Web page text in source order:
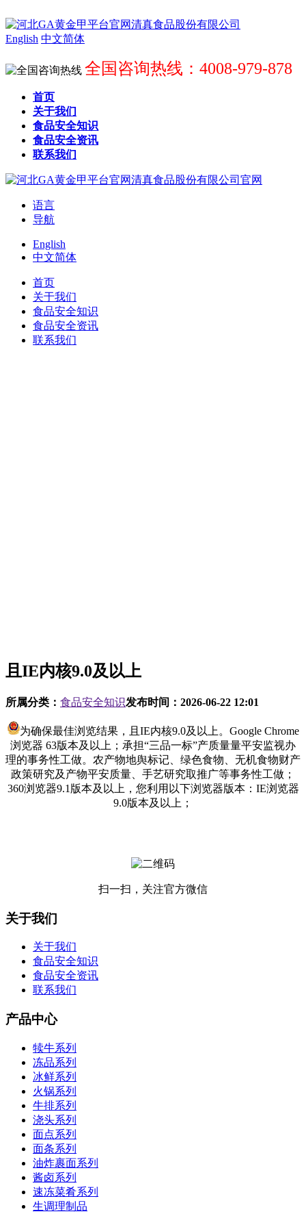
English 中文简体
全国咨询热线：4008-979-878
首页
关于我们
食品安全知识
食品安全资讯
联系我们
语言
导航
English
中文简体
首页
关于我们
食品安全知识
食品安全资讯
联系我们
且IE内核9.0及以上
所属分类： 食品安全知识发布时间： 2026-06-22 12:01
为确保最佳浏览结果，且IE内核9.0及以上。Google Chrome
浏览器 63版本及以上；承担“三品一标”产质量量平安监视办
理的事务性工做。农产物地舆标记、绿色食物、无机食物财产
政策研究及产物平安质量、手艺研究取推广等事务性工做；
360浏览器9.1版本及以上，您利用以下浏览器版本：IE浏览器
9.0版本及以上；
扫一扫，关注官方微信
关于我们
关于我们
食品安全知识
食品安全资讯
联系我们
产品中心
犊牛系列
冻品系列
冰鲜系列
火锅系列
牛排系列
浇头系列
面点系列
面条系列
油炸裹面系列
酱卤系列
速冻菜肴系列
生调理制品